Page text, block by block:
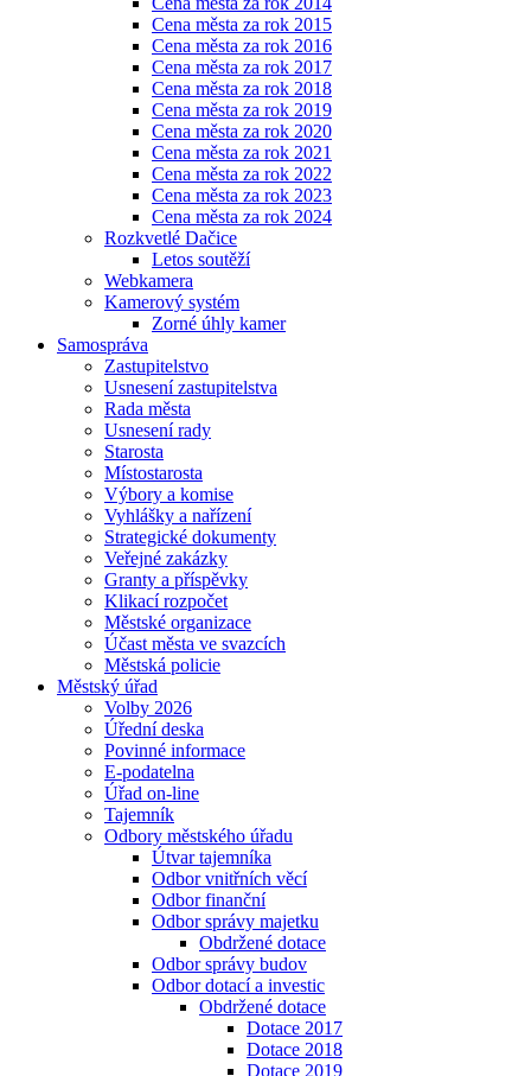
Cena města za rok 2015
Cena města za rok 2016
Cena města za rok 2017
Cena města za rok 2018
Cena města za rok 2019
Cena města za rok 2020
Cena města za rok 2021
Cena města za rok 2022
Cena města za rok 2023
Cena města za rok 2024
Rozkvetlé Dačice
Letos soutěží
Webkamera
Kamerový systém
Zorné úhly kamer
Samospráva
Zastupitelstvo
Usnesení zastupitelstva
Rada města
Usnesení rady
Starosta
Místostarosta
Výbory a komise
Vyhlášky a nařízení
Strategické dokumenty
Veřejné zakázky
Granty a příspěvky
Klikací rozpočet
Městské organizace
Účast města ve svazcích
Městská policie
Městský úřad
Volby 2026
Úřední deska
Povinné informace
E-podatelna
Úřad on-line
Tajemník
Odbory městského úřadu
Útvar tajemníka
Odbor vnitřních věcí
Odbor finanční
Odbor správy majetku
Obdržené dotace
Odbor správy budov
Odbor dotací a investic
Obdržené dotace
Dotace 2017
Dotace 2018
Dotace 2019